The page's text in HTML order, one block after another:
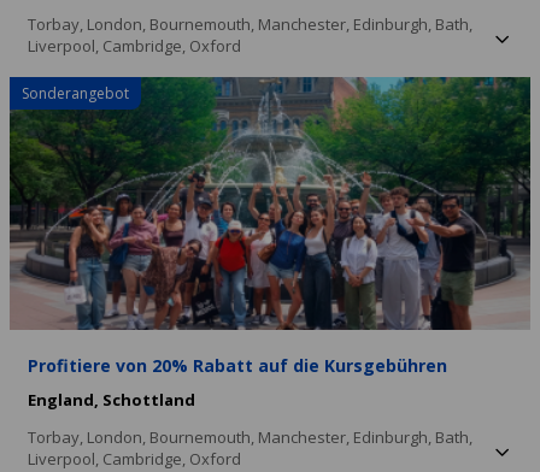
Torbay, London, Bournemouth, Manchester, Edinburgh, Bath,
Liverpool, Cambridge, Oxford
Sonderangebot
Profitiere von 20% Rabatt auf die Kursgebühren
England, Schottland
Torbay, London, Bournemouth, Manchester, Edinburgh, Bath,
Liverpool, Cambridge, Oxford